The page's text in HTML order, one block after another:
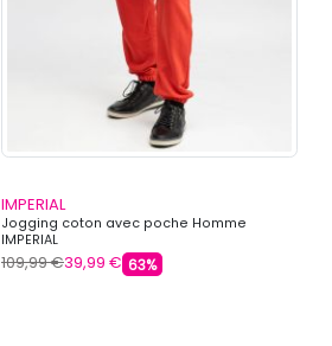
IMPERIAL
Jogging coton avec poche Homme
IMPERIAL
109,99 €39,99 € 63%